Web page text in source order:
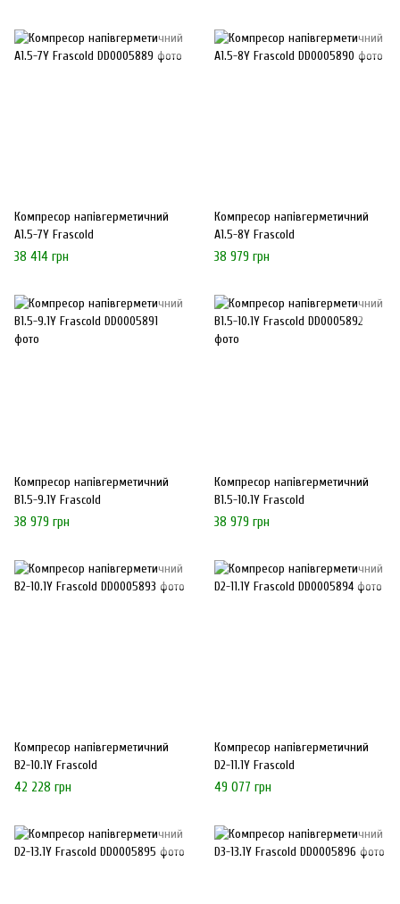
Компресор напівгерметичний
A1.5-7Y Frascold
38 414 грн
Компресор напівгерметичний
A1.5-8Y Frascold
38 979 грн
Компресор напівгерметичний
B1.5-9.1Y Frascold
38 979 грн
Компресор напівгерметичний
B1.5-10.1Y Frascold
38 979 грн
Компресор напівгерметичний
B2-10.1Y Frascold
42 228 грн
Компресор напівгерметичний
D2-11.1Y Frascold
49 077 грн